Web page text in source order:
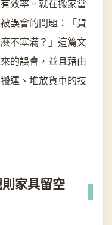
效率。就在搬家當
誤會的問題：「貨
不塞滿？」這篇文
的誤會，並且藉由
運、堆放貨車的技
家具留空